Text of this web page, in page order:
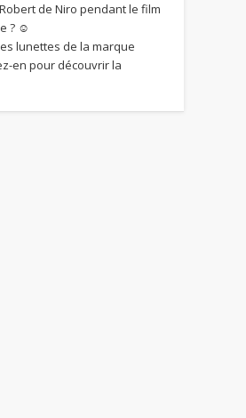
de Niro pendant le film
? ☺
lunettes de la marque
en pour découvrir la